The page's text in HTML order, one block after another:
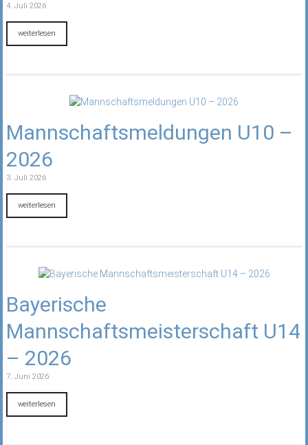
4. Juli 2026
weiterlesen
Mannschaftsmeldungen U10 –
2026
3. Juli 2026
weiterlesen
Bayerische
Mannschaftsmeisterschaft U14
– 2026
7. Juni 2026
weiterlesen